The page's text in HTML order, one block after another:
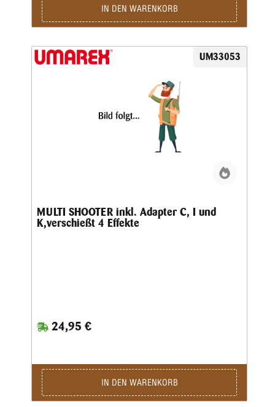
IN DEN WARENKORB
UM33053
MULTI SHOOTER inkl. Adapter C, I und
K,verschießt 4 Effekte
24,95 €
IN DEN WARENKORB